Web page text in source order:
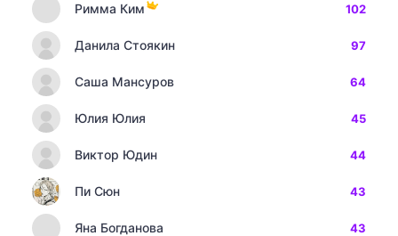
Римма Ким 102
Данила Стоякин 97
Саша Мансуров 64
Юлия Юлия 45
Виктор Юдин 44
Пи Сюн 43
Яна Богданова 43